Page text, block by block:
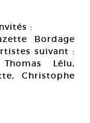
:
Bordage
suivant :
Lélu,
Christophe